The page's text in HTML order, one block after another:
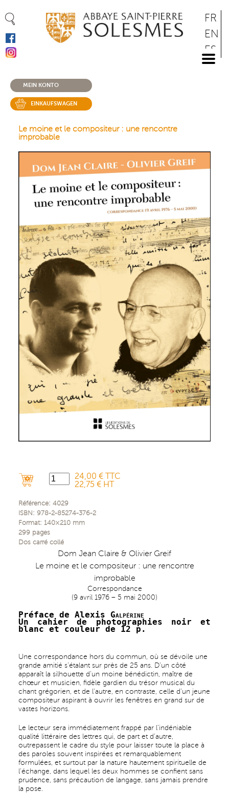
zum
Inhalt
FR
EN
ES
DE
MEIN KONTO
EINKAUFSWAGEN
Le moine et le compositeur : une rencontre
improbable
24,00 € TTC
22,75 € HT
Référence: 4029
ISBN: 978-2-85274-376-2
Format: 140×210mm
299pages
Dos carré collé
Dom Jean Claire & Olivier Greif
Le moine et le compositeur : une rencontre
improbable
Correspondance
(9 avril 1976 – 5 mai 2000)
Préface de Alexis Galpérine
Un cahier de photographies noir et
blanc et couleur de 12 p.
Une correspondance hors du commun, où se dévoile une
grande amitié s’étalant sur près de 25 ans. D’un côté
apparaît la silhouette d’un moine bénédictin, maître de
chœur et musicien, fidèle gardien du trésor musical du
chant grégorien, et de l’autre, en contraste, celle d’un jeune
compositeur aspirant à ouvrir les fenêtres en grand sur de
vastes horizons.
Le lecteur sera immédiatement frappé par l’indéniable
qualité littéraire des lettres qui, de part et d’autre,
outrepassent le cadre du style pour laisser toute la place à
des paroles souvent inspirées et remarquablement
formulées, et surtout par la nature hautement spirituelle de
l’échange, dans lequel les deux hommes se confient sans
prudence, sans précaution de langage, sans jamais prendre
la pose.